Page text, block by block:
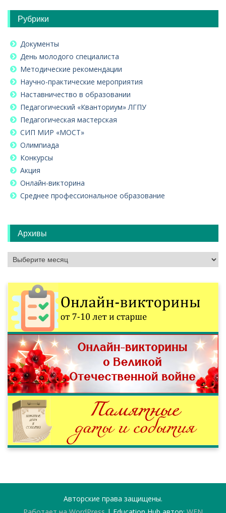
Рубрики
Документы
День молодого специалиста
Методические рекомендации
Научно-практические мероприятия
Наставничество в образовании
Педагогический «Кванториум» ЛГПУ
Педагогическая мастерская
СИП МИР «МОСТ»
Олимпиада
Конкурсы
Акция
Онлайн-викторина
Среднее профессиональное образование
Архивы
Архивы
Авторские права защищены.